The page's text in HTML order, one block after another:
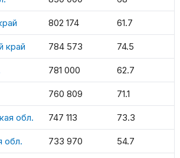
802 174 61.7
край 784 573 74.5
781 000 62.7
760 809 71.1
обл. 747 113 73.3
обл. 733 970 54.7